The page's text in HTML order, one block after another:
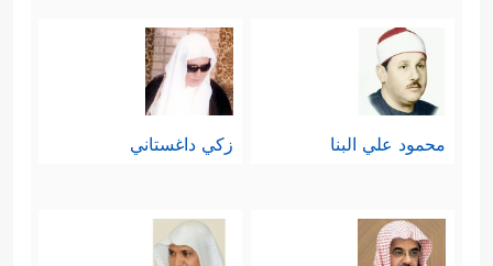
محمود علي البنا زكي داغستاني